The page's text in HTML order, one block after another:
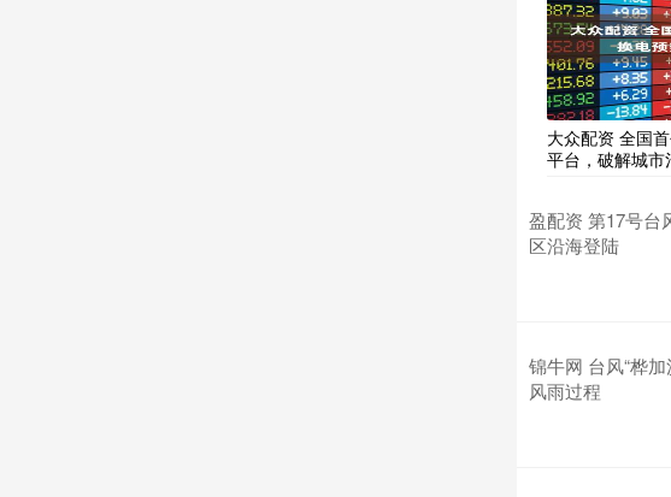
大众配资 全国
平台，破解城市
盈配资 第17号台
区沿海登陆
锦牛网 台风“桦
风雨过程